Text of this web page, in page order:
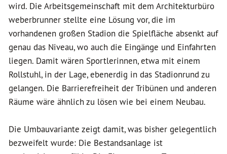
wird. Die Arbeitsgemeinschaft mit dem Architekturbüro
weberbrunner stellte eine Lösung vor, die im
vorhandenen großen Stadion die Spielfläche absenkt auf
genau das Niveau, wo auch die Eingänge und Einfahrten
liegen. Damit wären Sportlerinnen, etwa mit einem
Rollstuhl, in der Lage, ebenerdig in das Stadionrund zu
gelangen. Die Barrierefreiheit der Tribünen und anderen
Räume wäre ähnlich zu lösen wie bei einem Neubau.
Die Umbauvariante zeigt damit, was bisher gelegentlich
bezweifelt wurde: Die Bestandsanlage ist